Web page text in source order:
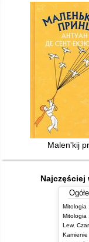
Malen'kij
Najczęściej
Lew,